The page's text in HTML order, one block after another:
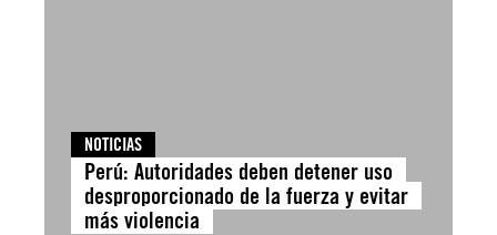
NOTICIAS
Perú: Autoridades deben detener uso
desproporcionado de la fuerza y evitar
más violencia